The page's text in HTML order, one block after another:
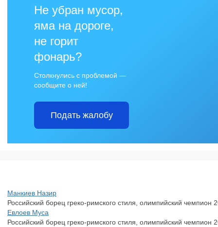
Не убран мусор,
яма на дороге,
не горит
фонарь?
Столкнулись с проблемой —
сообщите о ней!
Подать жалобу
Манкиев Назир
Российский борец греко-римского стиля, олимпийский чемпион
Евлоев Муса
Российский борец греко-римского стиля, олимпийский